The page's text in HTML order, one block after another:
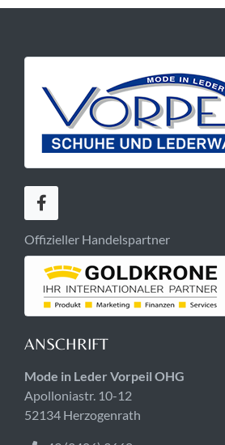
Offizieller Handelspartner
ANSCHRIFT
Mode in Leder Vorpeil OHG
Apolloniastr. 10-12
52134 Herzogenrath